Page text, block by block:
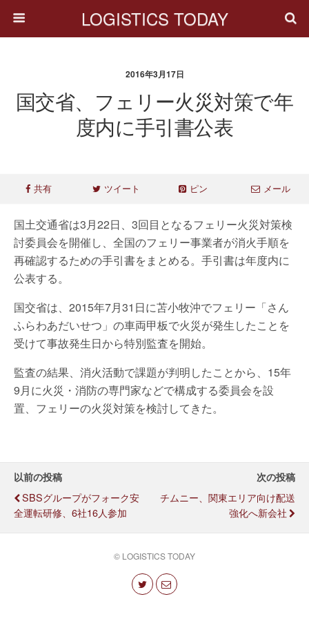
LOGISTICS TODAY
2016年3月17日
国交省、フェリー火災対策で年
度内に手引書公表
共有 ツイート ピン メール
国土交通省は3月22日、3回目となるフェリー火災対策検
討委員会を開催し、全国のフェリー事業者が消火手順を
再確認するための手引書をまとめる。手引書は年度内に
公表する。
国交省は、2015年7月31日に苫小牧沖でフェリー「さん
ふらわあだいせつ」の車両甲板で火災が発生したことを
受けて事故発生日から特別監査を開始。
監査の結果、消火活動で課題が判明したことから、15年
9月に火災・消防の専門家などで構成する委員会を設
置、フェリーの火災対策を検討してきた。
以前の投稿
SBSグループがフォーク安
全運転研修、6社16人参加
次の投稿
チムニー、関東エリア向け配送
強化へ新会社
© LOGISTICS TODAY